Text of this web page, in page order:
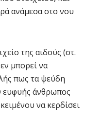
ανάμεσα στο νου
της αιδούς (στ.
μπορεί να
πως τα ψεύδη
ευφυής άνθρωπος
να κερδίσει